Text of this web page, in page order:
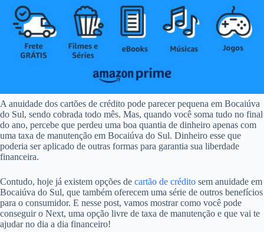
A anuidade dos cartões de crédito pode parecer pequena em Bocaiúva
do Sul, sendo cobrada todo mês. Mas, quando você soma tudo no final
do ano, percebe que perdeu uma boa quantia de dinheiro apenas com
uma taxa de manutenção em Bocaiúva do Sul. Dinheiro esse que
poderia ser aplicado de outras formas para garantia sua liberdade
financeira.
Contudo, hoje já existem opções de cartão de crédito sem anuidade em
Bocaiúva do Sul, que também oferecem uma série de outros benefícios
para o consumidor. E nesse post, vamos mostrar como você pode
conseguir o Next, uma opção livre de taxa de manutenção e que vai te
ajudar no dia a dia financeiro!